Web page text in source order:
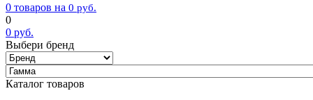
0 товаров на 0 руб.
0
0 руб.
Выбери бренд
Каталог товаров